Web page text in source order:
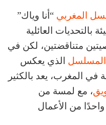
المغربي “أنا وياك”
بالتحديات العائلية
متناقضتين، لكن في
المسلسل الذي يعكس
في المغرب، يعد بالكثير
، مع لمسة من
من الأعمال